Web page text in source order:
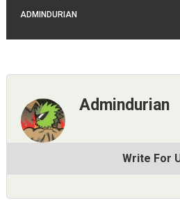
ADMINDURIAN
Admindurian
Write For